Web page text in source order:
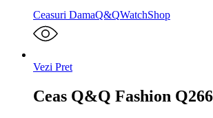
Ceasuri DamaQ&QWatchShop
Vezi Pret
Ceas Q&Q Fashion